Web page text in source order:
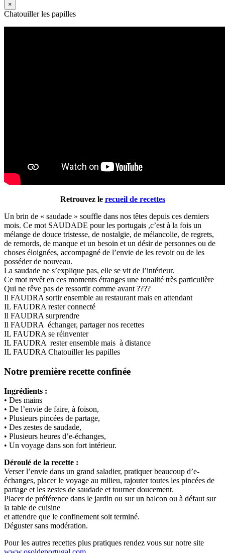
×
Chatouiller les papilles
Retrouvez le recueil de recettes
Un brin de « saudade » souffle dans nos têtes depuis ces derniers
mois. Ce mot SAUDADE pour les portugais ,c’est à la fois un
mélange de douce tristesse, de nostalgie, de mélancolie, de regrets,
de remords, de manque et un besoin et un désir de personnes ou de
choses éloignées, accompagné de l’envie de les revoir ou de les
posséder de nouveau.
La saudade ne s’explique pas, elle se vit de l’intérieur.
Ce mot revêt en ces moments étranges une tonalité très particulière
Qui ne rêve pas de ressortir comme avant ????
Il FAUDRA sortir ensemble au restaurant mais en attendant
IL FAUDRA rester connecté
Il FAUDRA surprendre
Il FAUDRA échanger, partager nos recettes
IL FAUDRA se réinventer
IL FAUDRA rester ensemble mais à distance
IL FAUDRA Chatouiller les papilles
Notre première recette confinée
Ingrédients :
• Des mains
• De l’envie de faire, à foison,
• Plusieurs pincées de partage,
• Des zestes de saudade,
• Plusieurs heures d’e-échanges,
• Un voyage dans son fort intérieur.
Déroulé de la recette :
Verser l’envie dans un grand saladier, pratiquer beaucoup d’e-
échanges, placer le voyage au milieu, rajouter toutes les pincées de
partage et les zestes de saudade et tourner doucement.
Placer de préférence dans le jardin ou sur un balcon ou à défaut sur
la table de cuisine
et attendre que le confinement soit terminé.
Déguster sans modération.
Pour les autres recettes plus pratiques rendez vous sur notre site